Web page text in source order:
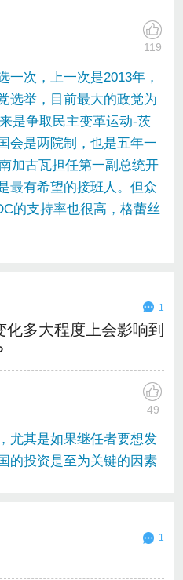
119
一次，上一次是2013年，
选举，目前最大的政党为
是争取民主变革运动-茨
会是两院制，也是五年一
加古瓦担任第一副总统开
最有希望的接班人。但众
的支持率也很高，格蕾丝
1
多大程度上会影响到
49
尤其是如果继任者要想发
的投资是至为关键的因素
1